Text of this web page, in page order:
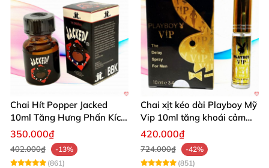
Chai Hít Popper Jacked
10ml Tăng Hưng Phấn Kích
Thích Mạnh Mẽ
350.000₫
402.000₫
-13%
(861)
Chai xịt kéo dài Playboy Mỹ
Vip 10ml tăng khoái cảm
nam
420.000₫
724.000₫
-42%
(851)